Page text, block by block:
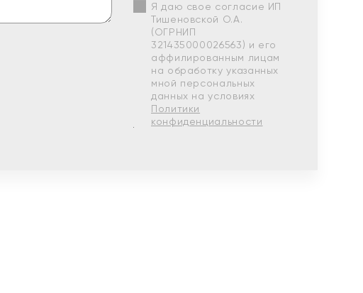
Я даю свое согласие ИП
Тишеновской О.А.
(ОГРНИП
321435000026563) и его
аффилированным лицам
на обработку указанных
мной персональных
данных на условиях
Политики
конфиденциальности